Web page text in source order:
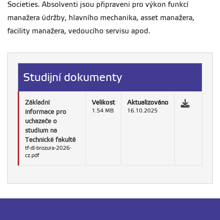
Societies. Absolventi jsou připraveni pro výkon funkcí
manažera údržby, hlavního mechanika, asset manažera,
facility manažera, vedoucího servisu apod.
Studijní dokumenty
Základní
informace pro
uchazeče o
studium na
Technické fakultě
tf-dl-brozura-2026-
cz.pdf
Velikost
1.54 MB
Aktualizováno
16.10.2025